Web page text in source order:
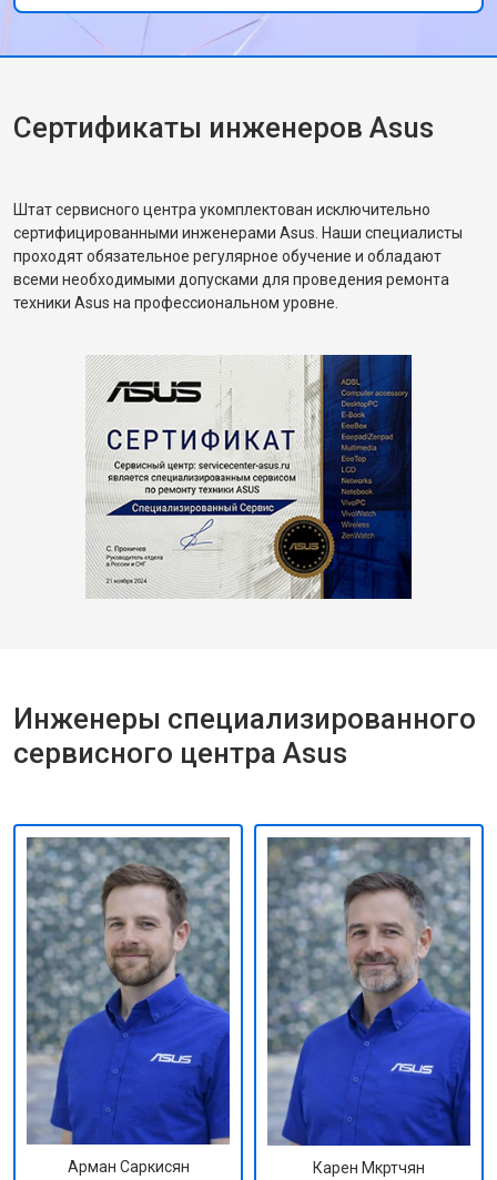
вполне приемлемыми, и я остался доволен
уровнем обслуживания. Рекомендую этот
сервис всем владельцам мониторов Asus.
Сертификаты инженеров Asus
Штат сервисного центра укомплектован исключительно
сертифицированными инженерами Asus. Наши специалисты
проходят обязательное регулярное обучение и обладают
всеми необходимыми допусками для проведения ремонта
техники Asus на профессиональном уровне.
Инженеры специализированного
сервисного центра Asus
Арман Саркисян Карен Мкртчян